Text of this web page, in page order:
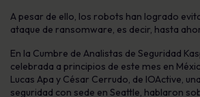
A pesar de ello, los robots han logrado
ataque de ransomware, es decir, hasta
En la Cumbre de Analistas de Seguridad
celebrada a principios de este mes en
Lucas Apa y César Cerrudo, de IOActive,
seguridad con sede en Seattle, hablaron